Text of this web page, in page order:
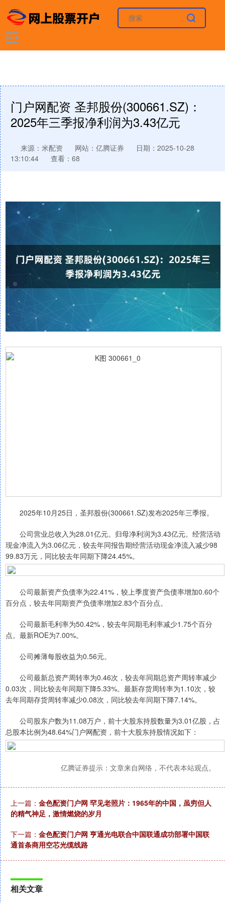
门户网配资 圣邦股份(300661.SZ)：
2025年三季报净利润为3.43亿元
来源：米配资 网站：亿腾证券
日期：2025-10-28
13:10:44
查看：68
2025年10月25日，圣邦股份(300661.SZ)发布2025年三季报。
公司营业总收入为28.01亿元。归母净利润为3.43亿元。经营活动
现金净流入为3.06亿元，较去年同报告期经营活动现金净流入减少98
99.83万元，同比较去年同期下降24.45%。
公司最新资产负债率为22.41%，较上季度资产负债率增加0.60个
百分点，较去年同期资产负债率增加2.83个百分点。
公司最新毛利率为50.42%，较去年同期毛利率减少1.75个百分
点。最新ROE为7.00%。
公司摊薄每股收益为0.56元。
公司最新总资产周转率为0.46次，较去年同期总资产周转率减少
0.03次，同比较去年同期下降5.33%。最新存货周转率为1.10次，较
去年同期存货周转率减少0.08次，同比较去年同期下降7.14%。
公司股东户数为11.08万户，前十大股东持股数量为3.01亿股，占
总股本比例为48.64%门户网配资，前十大股东持股情况如下：
亿腾证券提示：文章来自网络，不代表本站观点。
上一篇： 金色配资门户网 罕见老照片：1965年的中国，虽穷但人
的精气神足，激情燃烧的岁月
下一篇： 金色配资门户网 亨通光电联合中国联通成功部署中国联
通首条商用空芯光缆线路
相关文章